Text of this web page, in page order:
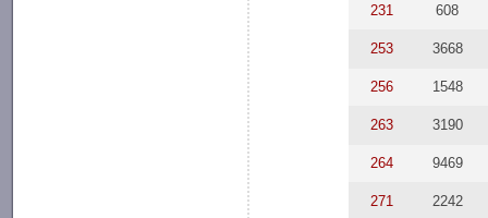
231 608
253 3668
256 1548
263 3190
264 9469
271 2242